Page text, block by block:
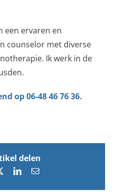
een ervaren en
counselor met diverse
Ik werk in de
op 06-48 46 76 36.
delen
LinkedIn
E-